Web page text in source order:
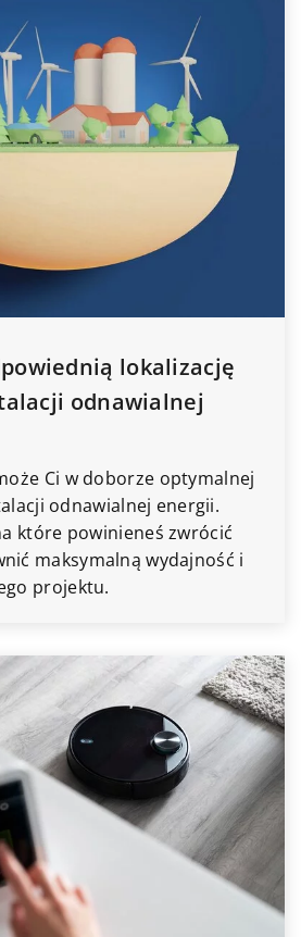
lokalizację
odnawialnej
Ci w doborze optymalnej
odnawialnej energii.
które powinieneś zwrócić
maksymalną wydajność i
projektu.